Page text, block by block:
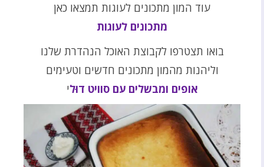
עוד המון מתכונים לעוגות תמצאו כאן
מתכונים לעוגות
בואו תצטרפו לקבוצת האוכל הנהדרת שלנו
וליהנות מהמון מתכונים חדשים וטעימים
אופים ומבשלים עם סוויט דוּלי